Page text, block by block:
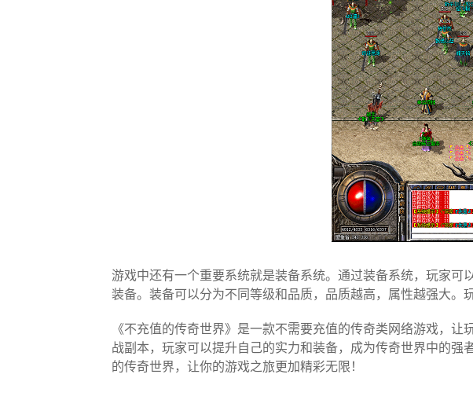
游戏中还有一个重要系统就是装备系统。通过装备系统，玩家
装备。装备可以分为不同等级和品质，品质越高，属性越强大。
《不充值的传奇世界》是一款不需要充值的传奇类网络游戏，
战副本，玩家可以提升自己的实力和装备，成为传奇世界中的
的传奇世界，让你的游戏之旅更加精彩无限！